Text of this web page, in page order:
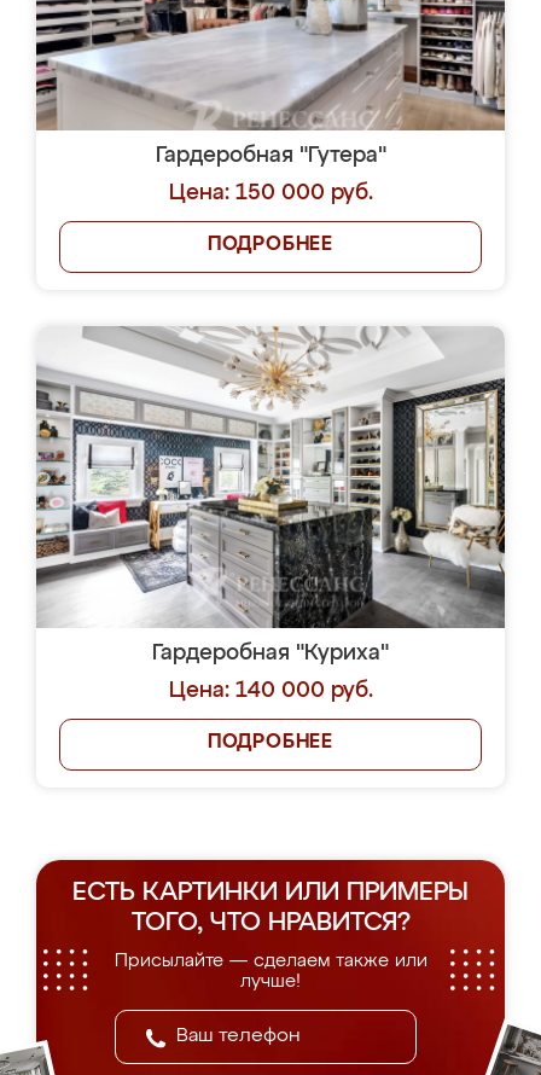
Гардеробная "Гутера"
Цена: 150 000 руб.
ПОДРОБНЕЕ
Гардеробная "Куриха"
Цена: 140 000 руб.
ПОДРОБНЕЕ
ЕСТЬ КАРТИНКИ ИЛИ ПРИМЕРЫ
ТОГО, ЧТО НРАВИТСЯ?
Присылайте — сделаем также или
лучше!